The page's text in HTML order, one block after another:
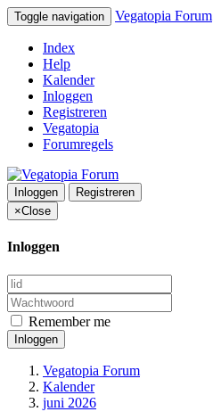
Toggle navigation Vegatopia Forum
Index
Help
Kalender
Inloggen
Registreren
Vegatopia
Forumregels
Inloggen
Registreren
×Close
Inloggen
Remember me
Inloggen
Vegatopia Forum
Kalender
juni 2026